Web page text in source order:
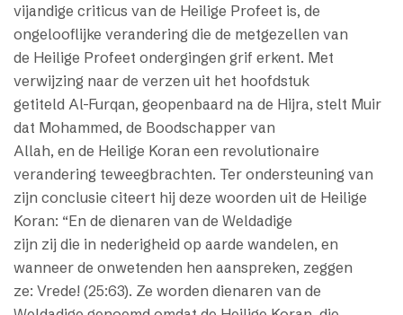
vijandige criticus van de Heilige Profeet is, de
ongelooflijke verandering die de metgezellen van
de Heilige Profeet ondergingen grif erkent. Met
verwijzing naar de verzen uit het hoofdstuk
getiteld Al-Furqan, geopenbaard na de Hijra, stelt Muir
dat Mohammed, de Boodschapper van
Allah, en de Heilige Koran een revolutionaire
verandering teweegbrachten. Ter ondersteuning van
zijn conclusie citeert hij deze woorden uit de Heilige
Koran: “En de dienaren van de Weldadige
zijn zij die in nederigheid op aarde wandelen, en
wanneer de onwetenden hen aanspreken, zeggen
ze: Vrede! (25:63). Ze worden dienaren van de